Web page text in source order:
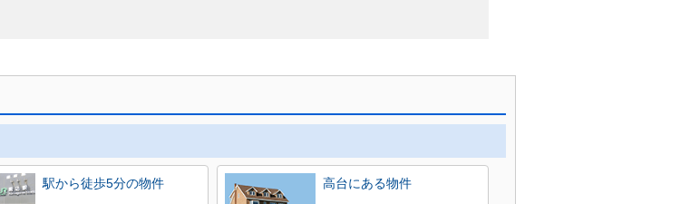
駅から徒歩5分の物件 高台にある物件